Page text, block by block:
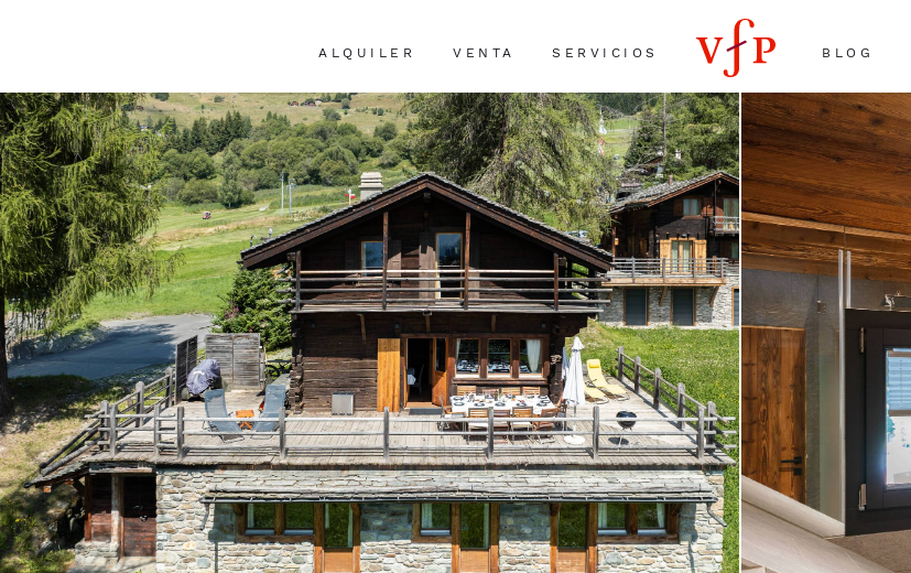
ALQUILER VENTA SERVICIOS BLOG